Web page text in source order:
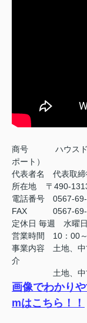
商号
ハウスドゥ
ポート）
代表者名 代表取
所在地 〒490-
電話番号 0567-
FAX
0567-69-
定休日 毎週 水曜日
営業時間 10：00
事業内容 土地、中
介
土地、中古住
画像でわかり
mはこちら！！